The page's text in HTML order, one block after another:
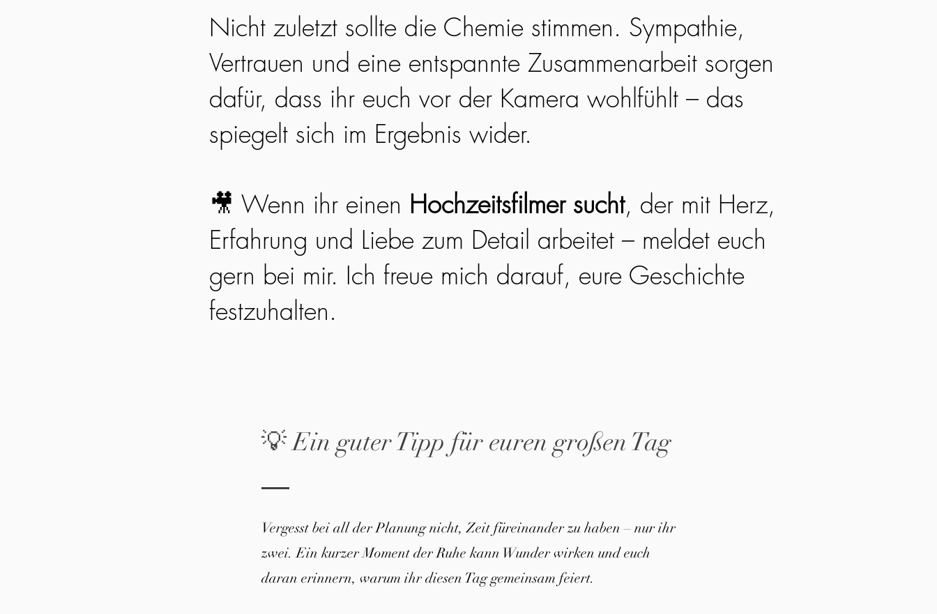
Nicht zuletzt sollte die Chemie stimmen. Sympathie,
Vertrauen und eine entspannte Zusammenarbeit sorgen
dafür, dass ihr euch vor der Kamera wohlfühlt – das
spiegelt sich im Ergebnis wider.
🎥 Wenn ihr einen Hochzeitsfilmer sucht, der mit Herz,
Erfahrung und Liebe zum Detail arbeitet – meldet euch
gern bei mir. Ich freue mich darauf, eure Geschichte
festzuhalten.
💡 Ein guter Tipp für euren großen Tag
Vergesst bei all der Planung nicht, Zeit füreinander zu haben – nur ihr
zwei. Ein kurzer Moment der Ruhe kann Wunder wirken und euch
daran erinnern, warum ihr diesen Tag gemeinsam feiert.